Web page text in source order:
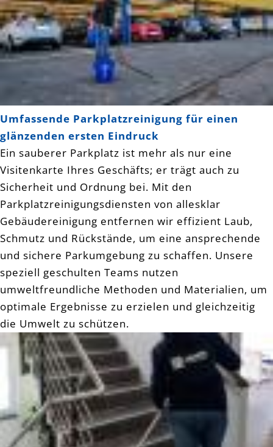
Umfassende Parkplatzreinigung für einen
glänzenden ersten Eindruck
Ein sauberer Parkplatz ist mehr als nur eine
Visitenkarte Ihres Geschäfts; er trägt auch zu
Sicherheit und Ordnung bei. Mit den
Parkplatzreinigungsdiensten von allesklar
Gebäudereinigung entfernen wir effizient Laub,
Schmutz und Rückstände, um eine ansprechende
und sichere Parkumgebung zu schaffen. Unsere
speziell geschulten Teams nutzen
umweltfreundliche Methoden und Materialien, um
optimale Ergebnisse zu erzielen und gleichzeitig
die Umwelt zu schützen.